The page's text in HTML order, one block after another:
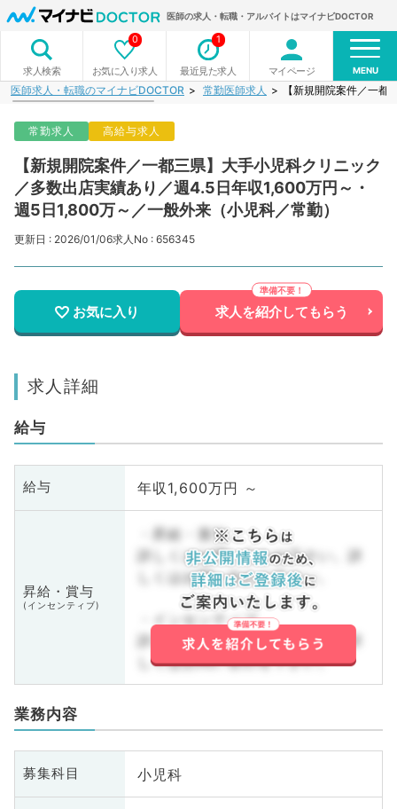
医師の求人・転職・アルバイトはマイナビDOCTOR
求人検索 お気に入り求人
0
最近見た求人
1
マイページ MENU
医師求人・転職のマイナビDOCTOR 常勤医師求人 【新規開院案件／一
常勤求人 高給与求人
【新規開院案件／一都三県】大手小児科クリニック
／多数出店実績あり／週4.5日年収1,600万円～・
週5日1,800万～／一般外来（小児科／常勤）
更新日 : 2026/01/06求人No : 656345
お気に入り 求人を紹介してもらう
求人詳細
給与
給与 年収1,600万円 ～
昇給・賞与
(インセンティブ)
・昇給・賞与
詳しくはお問い合わせ下さい。詳
しくはお問い合わせ下さい。
・インセンティブ
詳しくはお問い合わせ下さい。詳
しくはお問い合わせ下さい。
業務内容
募集科目 小児科